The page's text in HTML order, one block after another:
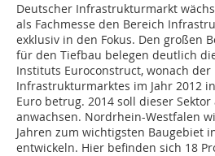
Deutscher Infrastrukturmarkt
als Fachmesse den Bereich
exklusiv in den Fokus. Den großen
für den Tiefbau belegen deutlich
Instituts Euroconstruct, wonach
Infrastrukturmarktes im Jahr 2012
Euro betrug. 2014 soll dieser
anwachsen. Nordrhein-Westfalen
Jahren zum wichtigsten Baugebiet
entwickeln. Hier befinden sich 18